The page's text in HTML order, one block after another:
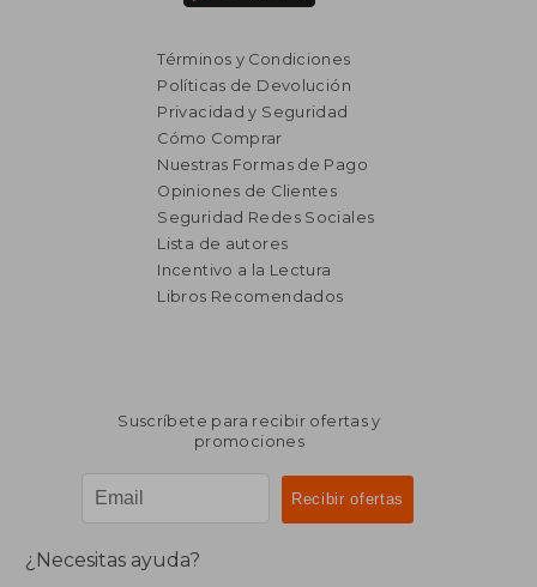
Términos y Condiciones
Políticas de Devolución
Privacidad y Seguridad
Cómo Comprar
Nuestras Formas de Pago
Opiniones de Clientes
Seguridad Redes Sociales
Lista de autores
Incentivo a la Lectura
Libros Recomendados
Suscríbete para recibir ofertas y
promociones
¿Necesitas ayuda?